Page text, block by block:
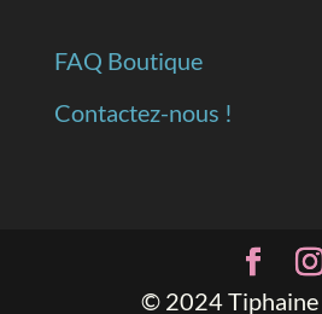
FAQ Boutique
Contactez-nous !
© 2024 Tiphaine